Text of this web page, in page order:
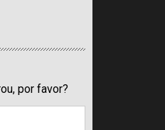
por favor?